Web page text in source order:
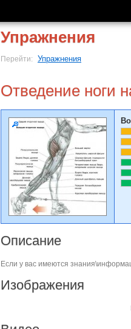
Упражнения
Перейти: Упражнения
Отведение ноги
Описание
Если у вас имеются
Изображения